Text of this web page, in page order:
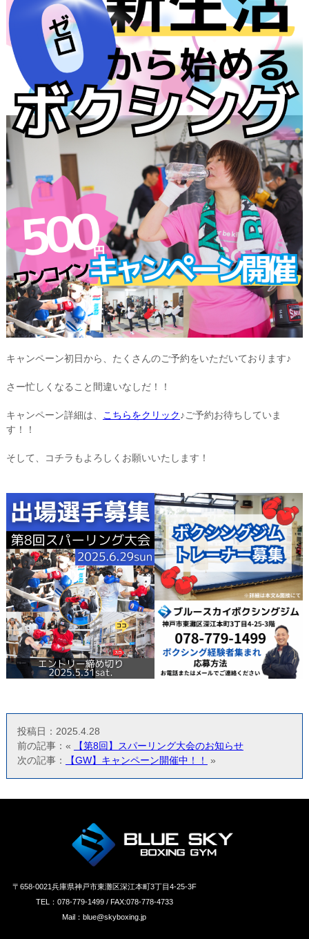
キャンペーン初日から、たくさんのご予約をいただいております♪
さー忙しくなること間違いなしだ！！
キャンペーン詳細は、 こちらをクリック♪ご予約お待ちしていま
す！！
そして、コチラもよろしくお願いいたします！
投稿日：2025.4.28
前の記事：«
【第8回】スパーリング大会のお知らせ
次の記事：
【GW】キャンペーン開催中！！ »
〒658‐0021兵庫県神戸市東灘区深江本町3丁目4-25-3F
TEL：078-779-1499 / FAX:078-778-4733
Mail：blue@skyboxing.jp